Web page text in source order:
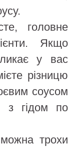
головне
Якщо
у вас
різницю
соусом
з гідом по
трохи